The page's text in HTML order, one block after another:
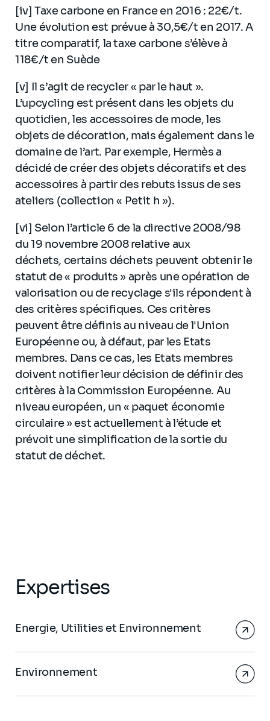
[iv] Taxe carbone en France en 2016 : 22€/t.
Une évolution est prévue à 30,5€/t en 2017. A
titre comparatif, la taxe carbone s’élève à
118€/t en Suède
[v] Il s’agit de recycler « par le haut ».
L’upcycling est présent dans les objets du
quotidien, les accessoires de mode, les
objets de décoration, mais également dans le
domaine de l’art. Par exemple, Hermès a
décidé de créer des objets décoratifs et des
accessoires à partir des rebuts issus de ses
ateliers (collection « Petit h »).
[vi] Selon l’article 6 de la directive 2008/98
du 19 novembre 2008 relative aux
déchets, certains déchets peuvent obtenir le
statut de « produits » après une opération de
valorisation ou de recyclage s'ils répondent à
des critères spécifiques. Ces critères
peuvent être définis au niveau de l'Union
Européenne ou, à défaut, par les Etats
membres. Dans ce cas, les Etats membres
doivent notifier leur décision de définir des
critères à la Commission Européenne. Au
niveau européen, un « paquet économie
circulaire » est actuellement à l’étude et
prévoit une simplification de la sortie du
statut de déchet.
Expertises
Energie, Utilities et Environnement
Environnement